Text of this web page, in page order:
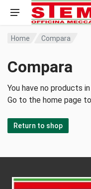
Home Compara
Compara
You have no products
Go to the home page
Return to shop